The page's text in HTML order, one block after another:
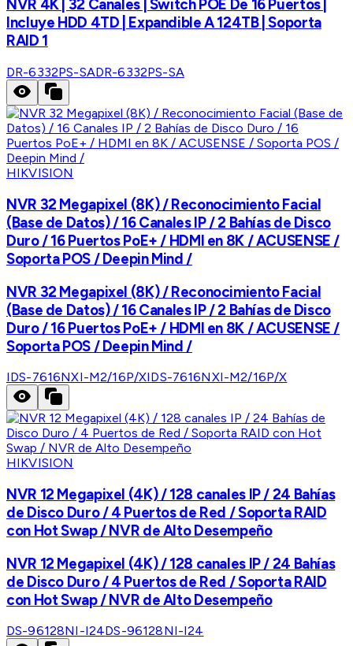
NVR 4K | 32 Canales | Switch POE De 16 Puertos |
Incluye HDD 4TD | Expandible A 124TB | Soporta
RAID 1
DR-6332PS-SADR-6332PS-SA
HIKVISION
NVR 32 Megapixel (8K) / Reconocimiento Facial
(Base de Datos) / 16 Canales IP / 2 Bahías de Disco
Duro / 16 Puertos PoE+ / HDMI en 8K / ACUSENSE /
Soporta POS / Deepin Mind /
NVR 32 Megapixel (8K) / Reconocimiento Facial
(Base de Datos) / 16 Canales IP / 2 Bahías de Disco
Duro / 16 Puertos PoE+ / HDMI en 8K / ACUSENSE /
Soporta POS / Deepin Mind /
IDS-7616NXI-M2/16P/XIDS-7616NXI-M2/16P/X
HIKVISION
NVR 12 Megapixel (4K) / 128 canales IP / 24 Bahías
de Disco Duro / 4 Puertos de Red / Soporta RAID
con Hot Swap / NVR de Alto Desempeño
NVR 12 Megapixel (4K) / 128 canales IP / 24 Bahías
de Disco Duro / 4 Puertos de Red / Soporta RAID
con Hot Swap / NVR de Alto Desempeño
DS-96128NI-I24DS-96128NI-I24